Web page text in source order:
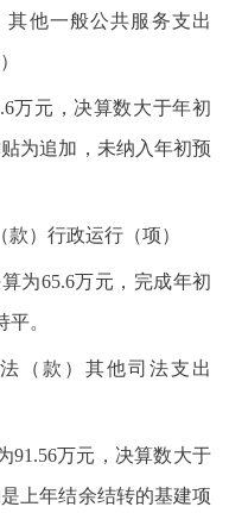
他一般公共服务支出
万元，决算数大于年初
为追加，未纳入年初预
）行政运行（项）
为65.6万元，完成年初
。
（款）其他司法支出
91.56万元，决算数大于
上年结余结转的基建项